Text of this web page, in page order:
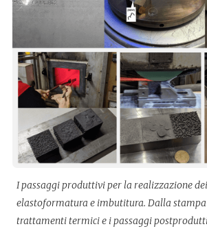
I passaggi produttivi per la realizzazione
elastoformatura e imbutitura. Dalla stampa
trattamenti termici e i passaggi